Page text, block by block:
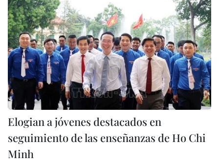
Elogian a jóvenes destacados en
seguimiento de las enseñanzas de Ho Chi
Minh